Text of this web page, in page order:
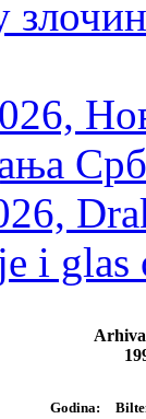
i
Godina: